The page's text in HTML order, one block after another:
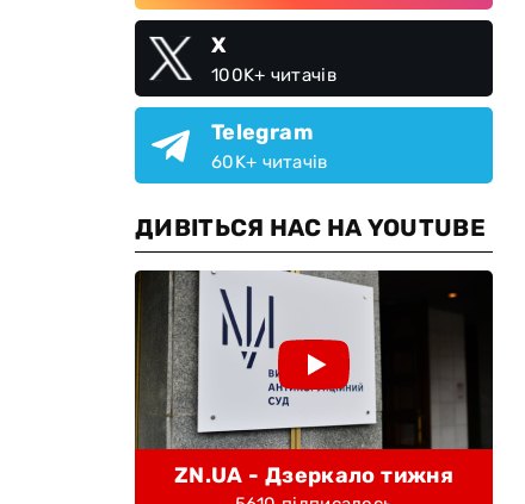
X
100K+ читачів
Telegram
60K+ читачів
ДИВІТЬСЯ НАС НА YOUTUBE
ZN.UA - Дзеркало тижня